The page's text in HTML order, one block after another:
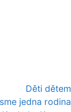
Děti dětem
jedna rodina